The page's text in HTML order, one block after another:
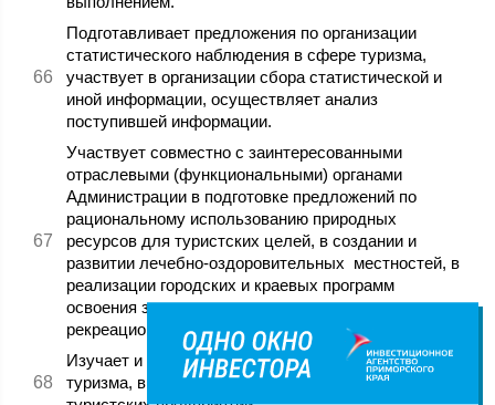
Подготавливает предложения по организации
статистического наблюдения в сфере туризма,
участвует в организации сбора статистической и
иной информации, осуществляет анализ
поступившей информации.
Участвует совместно с заинтересованными
отраслевыми (функциональными) органами
Администрации в подготовке предложений по
рациональному использованию природных
ресурсов для туристских целей, в создании и
развитии лечебно-оздоровительных местностей, в
реализации городских и краевых программ
освоения земель оздоровительного и
рекреационного значения.
Изучает и обобщает передовой опыт в сфере
туризма, внедряя его в практику работы